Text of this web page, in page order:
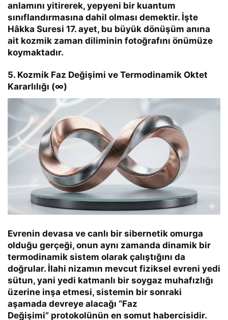
anlamını yitirerek, yepyeni bir kuantum
sınıflandırmasına dahil olması demektir. İşte
Hâkka Suresi 17. ayet, bu büyük dönüşüm anına
ait kozmik zaman diliminin fotoğrafını önümüze
koymaktadır.
5. Kozmik Faz Değişimi ve Termodinamik Oktet
Kararlılığı (∞)
Evrenin devasa ve canlı bir sibernetik omurga
olduğu gerçeği, onun aynı zamanda dinamik bir
termodinamik sistem olarak çalıştığını da
doğrular. İlahi nizamın mevcut fiziksel evreni yedi
sütun, yani yedi katmanlı bir soygaz muhafızlığı
üzerine inşa etmesi, sistemin bir sonraki
aşamada devreye alacağı “Faz
Değişimi” protokolünün en somut habercisidir.